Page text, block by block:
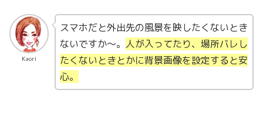
Kaori
スマホだと外出先の風景を映したくないとき
ないですか〜。 人が入ってたり、場所バレし
たくないときとかに背景画像を設定すると安
心。